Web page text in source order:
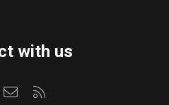
with us
Kontaktirajte nas